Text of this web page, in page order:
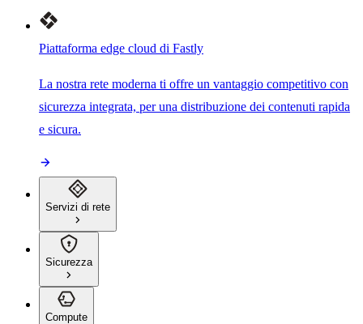
Piattaforma edge cloud di Fastly
La nostra rete moderna ti offre un vantaggio competitivo con
sicurezza integrata, per una distribuzione dei contenuti rapida
e sicura.
Servizi di rete
Sicurezza
Compute